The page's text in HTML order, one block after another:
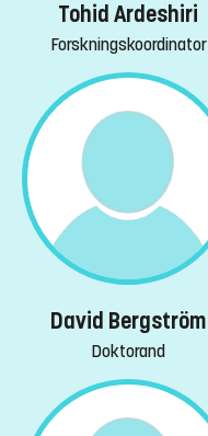
Tohid Ardeshiri
Forskningskoordinator
David Bergström
Doktorand